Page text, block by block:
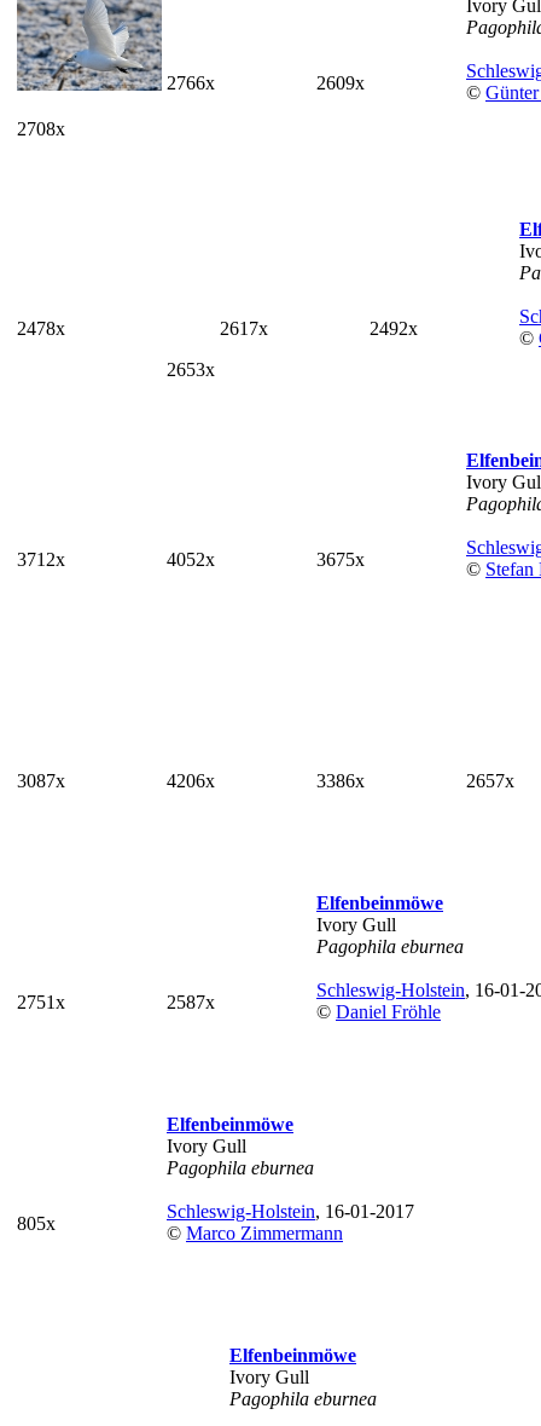
2708x
2766x 2609x
Ivory
©
2478x
2653x
2617x 2492x
©
3712x 4052x 3675x
Ivory
© Stefan
3087x 4206x 3386x 2657x
2751x 2587x
Elfenbeinmöwe
Ivory Gull
Pagophila eburnea
Schleswig-Holstein, 16-01-
© Daniel Fröhle
805x
Elfenbeinmöwe
Ivory Gull
Pagophila eburnea
Schleswig-Holstein, 16-01-2017
© Marco Zimmermann
Elfenbeinmöwe
Ivory Gull
Pagophila eburnea